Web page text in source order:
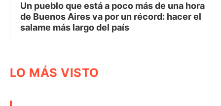
Un pueblo que está a poco más de una hora
de Buenos Aires va por un récord: hacer el
salame más largo del país
LO MÁS VISTO